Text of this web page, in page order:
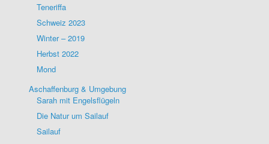
Teneriffa
Schweiz 2023
Winter – 2019
Herbst 2022
Mond
Aschaffenburg & Umgebung
Sarah mit Engelsflügeln
Die Natur um Sailauf
Sailauf